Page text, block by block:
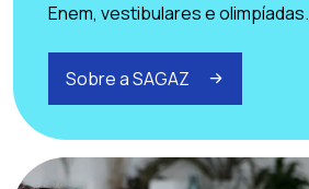
Enem, vestibulares e olimpíadas.
Sobre a SAGAZ